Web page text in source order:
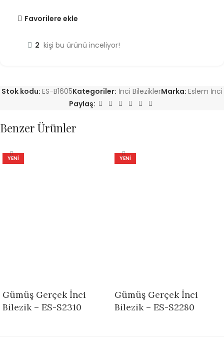
Favorilere ekle
2 kişi bu ürünü inceliyor!
Stok kodu: ES-B1605Kategoriler: İnci BileziklerMarka: Eslem İnci
Paylaş:
Benzer Ürünler
YENI
Gümüş Gerçek İnci
Bilezik – ES-S2310
YENI
Gümüş Gerçek İnci
Bilezik – ES-S2280